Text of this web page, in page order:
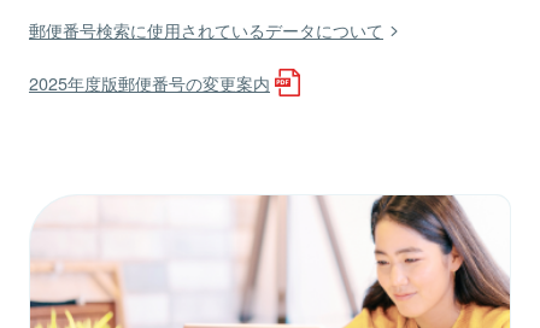
郵便番号検索に使用されているデータについて
2025年度版郵便番号の変更案内